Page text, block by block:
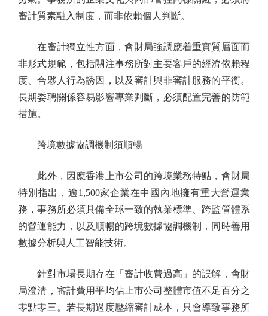
審計質素融入制度，而非依賴個人判斷。
在審計獨立性方面，會財局強調應着重實質層面而
非形式規範，包括關注事務所對主要客戶的經濟依賴程
度、合夥人行為誘因，以及審計與非審計服務的平衡。
長期委聘關係容易影響專業判斷，必須配置完善的防範
措施。
跨境數據協調機制須順暢
此外，因應香港上市公司的跨境業務特點，會財局
特別指出，逾1,500家企業在中國內地擁有重大營運業
務，事務所必須具備全球一致的執業標準、跨監管體系
的營運能力，以及順暢的跨境數據協調機制，同時善用
數據分析與人工智能技術。
針對市場長期存在「審計收費過高」的誤解，會財
局澄清，審計費用平均佔上市公司整體市值不足百分之
零點零三。若長期過度壓縮審計成本，只會導致事務所